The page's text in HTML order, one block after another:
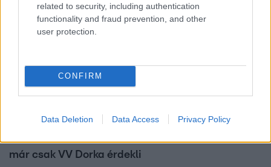
related to security, including authentication
functionality and fraud prevention, and other
user protection.
CONFIRM
Data Deletion Data Access Privacy Policy
2024. július 16. 8:56
VV Dudu a kiesése után üzent VV Noéminek: őt
már csak VV Dorka érdekli